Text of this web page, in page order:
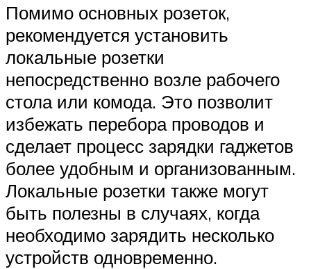
Помимо основных розеток,
рекомендуется установить
локальные розетки
непосредственно возле рабочего
стола или комода. Это позволит
избежать перебора проводов и
сделает процесс зарядки гаджетов
более удобным и организованным.
Локальные розетки также могут
быть полезны в случаях, когда
необходимо зарядить несколько
устройств одновременно.